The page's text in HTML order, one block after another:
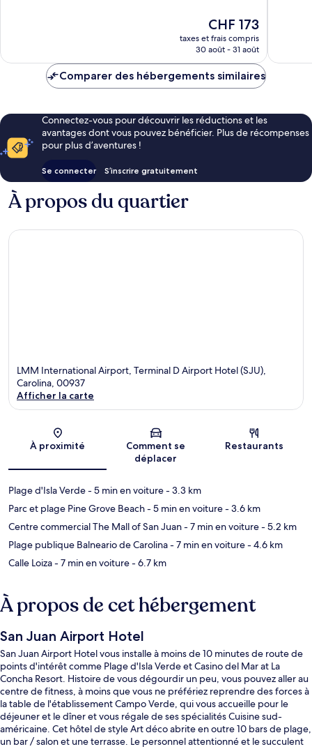
Le
nouveau
prix
de
CHF 173
taxes et frais compris
30 août - 31 août
Comparer des hébergements similaires
Connectez-vous pour découvrir les réductions et les
avantages dont vous pouvez bénéficier. Plus de récompenses
pour plus d’aventures !
Se connecter S’inscrire gratuitement
À propos du quartier
LMM International Airport, Terminal D Airport Hotel (SJU),
Carolina, 00937
Afficher la carte
À proximité
Comment se
déplacer
Restaurants
Plage d'Isla Verde- 5 min en voiture- 3.3 km
Parc et plage Pine Grove Beach- 5 min en voiture- 3.6 km
Centre commercial The Mall of San Juan- 7 min en voiture- 5.2 km
Plage publique Balneario de Carolina- 7 min en voiture- 4.6 km
Calle Loiza- 7 min en voiture- 6.7 km
À propos de cet hébergement
San Juan Airport Hotel
San Juan Airport Hotel vous installe à moins de 10 minutes de route de
points d'intérêt comme Plage d'Isla Verde et Casino del Mar at La
Concha Resort. Histoire de vous dégourdir un peu, vous pouvez aller au
centre de fitness, à moins que vous ne préfériez reprendre des forces à
la table de l'établissement Campo Verde, qui vous accueille pour le
déjeuner et le dîner et vous régale de ses spécialités Cuisine sud-
américaine. Cet hôtel de style Art déco abrite en outre 10 bars de plage,
un bar / salon et une terrasse. Le personnel attentionné et le succulent